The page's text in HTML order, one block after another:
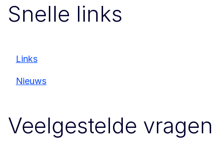
Snelle links
Links
Nieuws
Veelgestelde vragen